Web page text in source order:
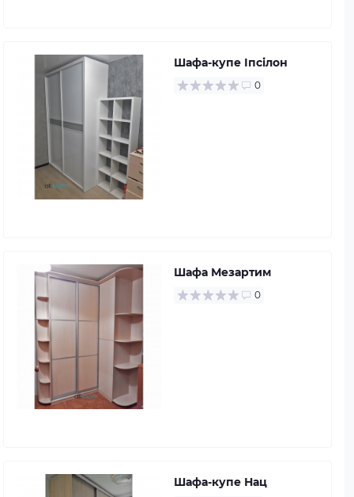
Шафа-купе Іпсілон
0
Шафа Мезартим
0
Шафа-купе Нац